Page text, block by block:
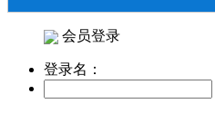
会员登录
登录名：